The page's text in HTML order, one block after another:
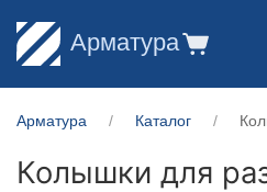
Арматура
Арматура Каталог
Колышки для